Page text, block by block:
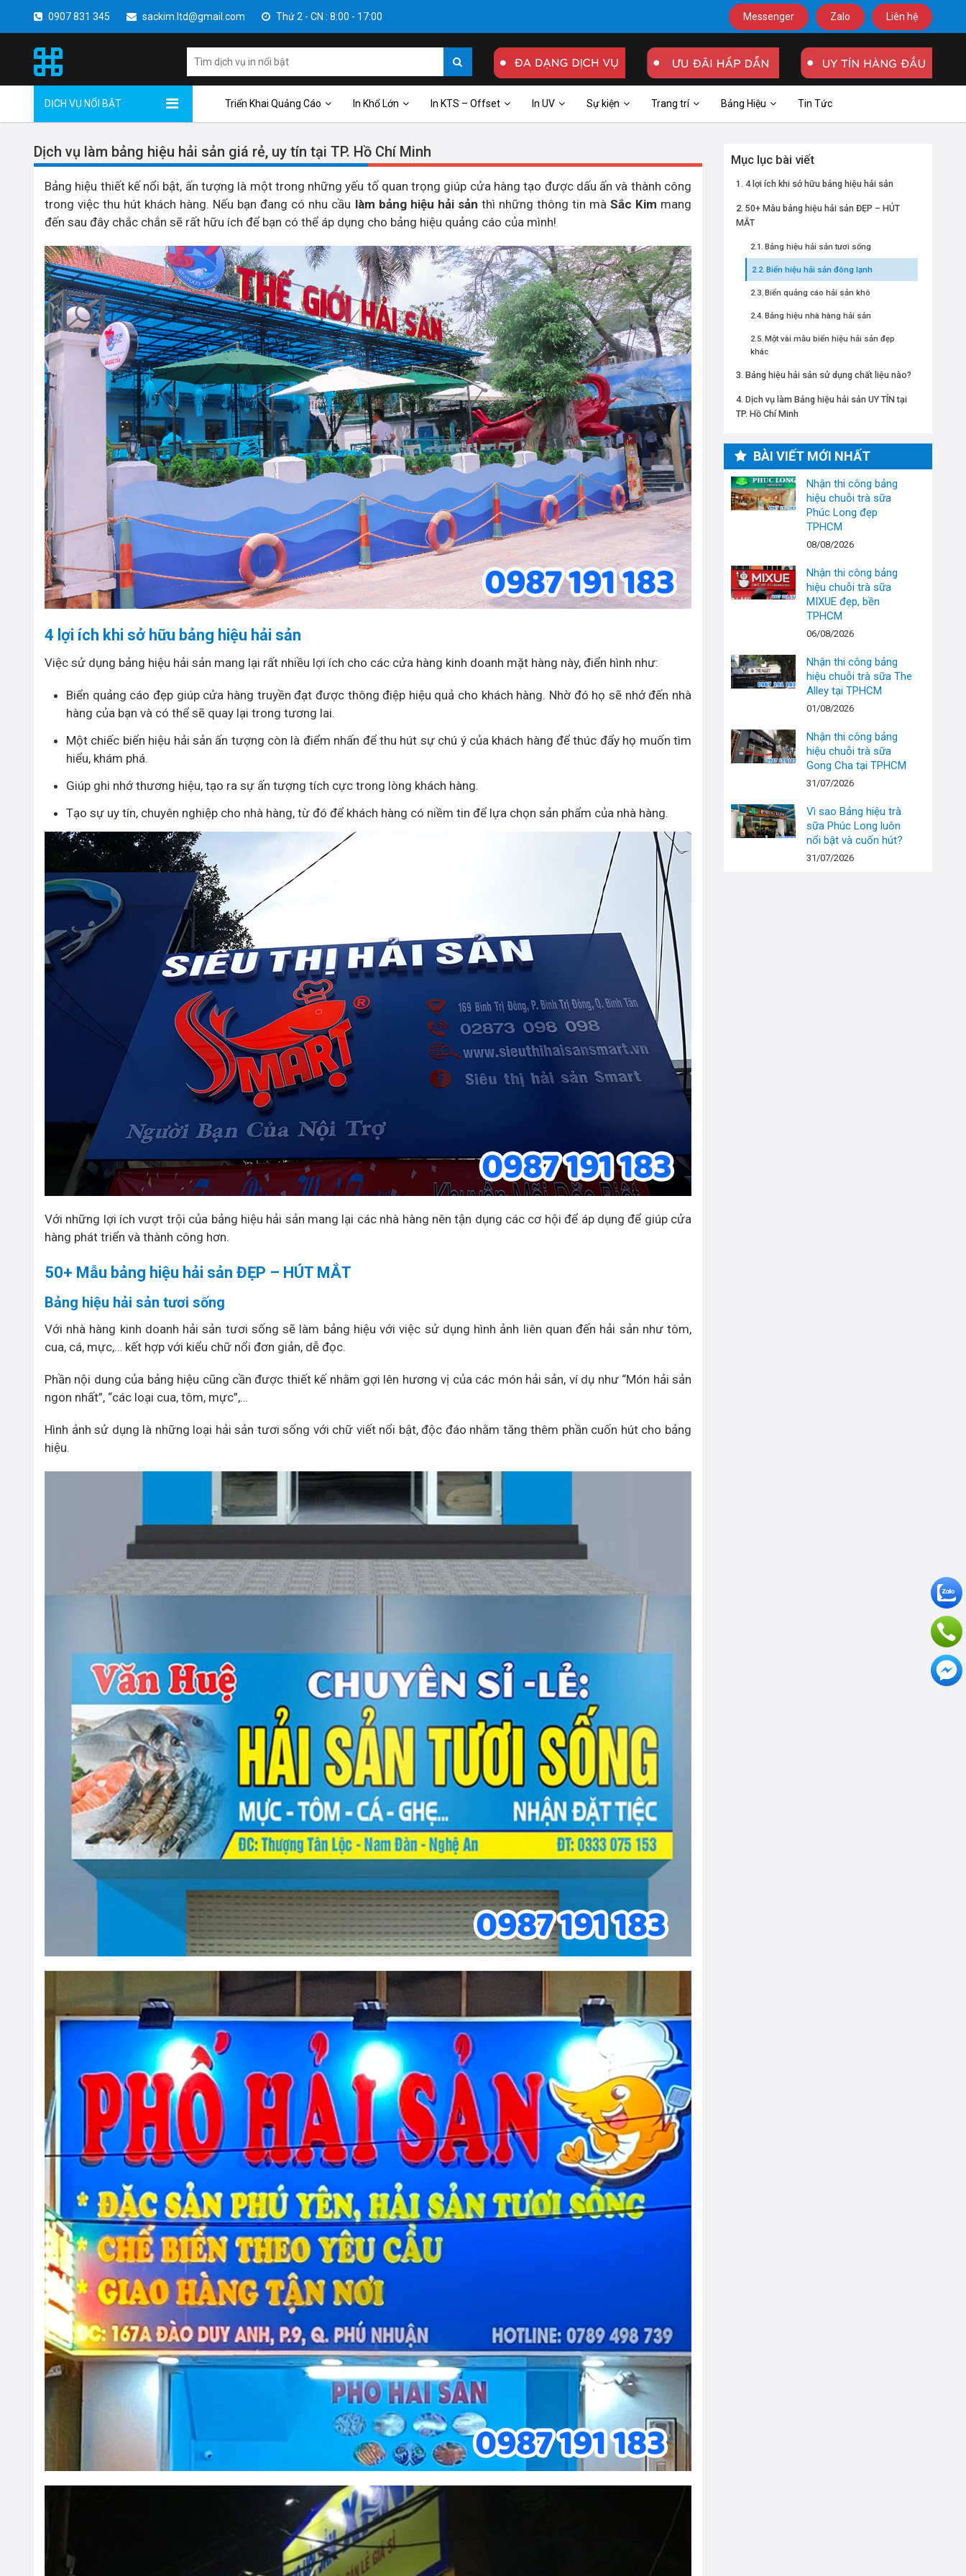
0907 831 345 sackim.ltd@gmail.com Thứ 2 - CN : 8:00 - 17:00 Messenger Zalo Liên hệ
DỊCH VỤ NỔI BẬT Triển Khai Quảng Cáo In Khổ Lớn In KTS – Offset In UV Sự kiện Trang trí Bảng Hiệu Tin Tức
Dịch vụ làm bảng hiệu hải sản giá rẻ, uy tín tại TP. Hồ Chí Minh
Bảng hiệu thiết kế nổi bật, ấn tượng là một trong những yếu tố quan trọng giúp cửa hàng tạo được dấu ấn và thành công
trong việc thu hút khách hàng. Nếu bạn đang có nhu cầu làm bảng hiệu hải sản thì những thông tin mà Sắc Kim mang
đến sau đây chắc chắn sẽ rất hữu ích để bạn có thể áp dụng cho bảng hiệu quảng cáo của mình!
4 lợi ích khi sở hữu bảng hiệu hải sản
Việc sử dụng bảng hiệu hải sản mang lại rất nhiều lợi ích cho các cửa hàng kinh doanh mặt hàng này, điển hình như:
Biển quảng cáo đẹp giúp cửa hàng truyền đạt được thông điệp hiệu quả cho khách hàng. Nhờ đó họ sẽ nhớ đến nhà
hàng của bạn và có thể sẽ quay lại trong tương lai.
Một chiếc biển hiệu hải sản ấn tượng còn là điểm nhấn để thu hút sự chú ý của khách hàng để thúc đẩy họ muốn tìm
hiểu, khám phá.
Giúp ghi nhớ thương hiệu, tạo ra sự ấn tượng tích cực trong lòng khách hàng.
Tạo sự uy tín, chuyên nghiệp cho nhà hàng, từ đó để khách hàng có niềm tin để lựa chọn sản phẩm của nhà hàng.
Với những lợi ích vượt trội của bảng hiệu hải sản mang lại các nhà hàng nên tận dụng các cơ hội để áp dụng để giúp cửa
hàng phát triển và thành công hơn.
50+ Mẫu bảng hiệu hải sản ĐẸP – HÚT MẮT
Bảng hiệu hải sản tươi sống
Với nhà hàng kinh doanh hải sản tươi sống sẽ làm bảng hiệu với việc sử dụng hình ảnh liên quan đến hải sản như tôm,
cua, cá, mực,… kết hợp với kiểu chữ nổi đơn giản, dễ đọc.
Phần nội dung của bảng hiệu cũng cần được thiết kế nhằm gợi lên hương vị của các món hải sản, ví dụ như “Món hải sản
ngon nhất”, “các loại cua, tôm, mực”,…
Hình ảnh sử dụng là những loại hải sản tươi sống với chữ viết nổi bật, độc đáo nhằm tăng thêm phần cuốn hút cho bảng
hiệu.
Mục lục bài viết
4 lợi ích khi sở hữu bảng hiệu hải sản
50+ Mẫu bảng hiệu hải sản ĐẸP – HÚT
MẮT
Bảng hiệu hải sản tươi sống
Biển hiệu hải sản đông lạnh
Biển quảng cáo hải sản khô
Bảng hiệu nhà hàng hải sản
Một vài mẫu biển hiệu hải sản đẹp
khác
Bảng hiệu hải sản sử dụng chất liệu nào?
Dịch vụ làm Bảng hiệu hải sản UY TÍN tại
TP. Hồ Chí Minh
BÀI VIẾT MỚI NHẤT
Nhận thi công bảng
hiệu chuỗi trà sữa
Phúc Long đẹp
TPHCM
08/08/2026
Nhận thi công bảng
hiệu chuỗi trà sữa
MIXUE đẹp, bền
TPHCM
06/08/2026
Nhận thi công bảng
hiệu chuỗi trà sữa The
Alley tại TPHCM
01/08/2026
Nhận thi công bảng
hiệu chuỗi trà sữa
Gong Cha tại TPHCM
31/07/2026
Vì sao Bảng hiệu trà
sữa Phúc Long luôn
nổi bật và cuốn hút?
31/07/2026